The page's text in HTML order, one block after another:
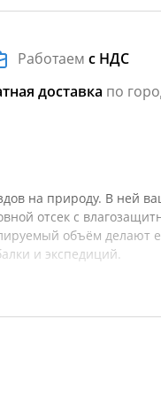
Работаемс НДС
доставка по
на природу. В ней
отсек с
объём делают
и экспедиций.
мелочей.